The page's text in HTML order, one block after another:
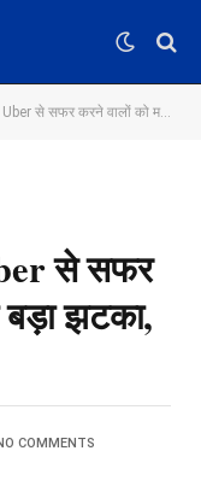
को महंगाई का बड़ा झटका, 12 परसेंट किराया बढ़ा
से सफर
झटका,
COMMENTS